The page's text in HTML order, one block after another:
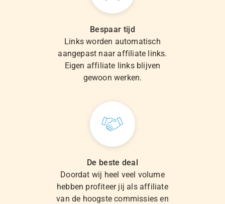
Bespaar tijd
Links worden automatisch
aangepast naar affiliate links.
Eigen affiliate links blijven
gewoon werken.
De beste deal
Doordat wij heel veel volume
hebben profiteer jij als affiliate
van de hoogste commissies en